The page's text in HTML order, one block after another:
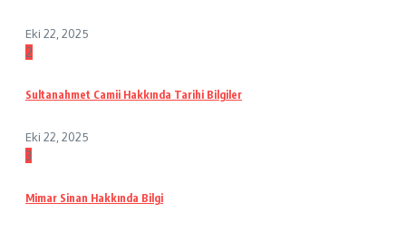
Eki 22, 2025
2
Sultanahmet Camii Hakkında Tarihi Bilgiler
Eki 22, 2025
3
Mimar Sinan Hakkında Bilgi